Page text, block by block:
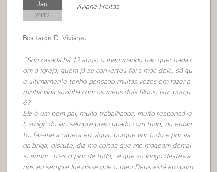
Jan
2012
Viviane Freitas
Boa tarde D. Viviane,
“Sou casada há 12 anos, o meu marido não quer nada c
om a Igreja, quem já se converteu foi a mãe dele, só qu
e ultimamente tenho pensado muitas vezes em fazer a
minha vida sozinha com os meus dois filhos, isto porqu
ê?
Ele é um bom pai, muito trabalhador, muito responsáve
l, amigo do lar, sempre preocupado com tudo, no entan
to, faz-me a cabeça em água, porque por tudo e por na
da briga, discute, diz-me coisas que me magoam demai
s, enfim…mas o pior de tudo, é que ao longo destes a
nos eu sempre lhe disse que o meu Deus está em prim